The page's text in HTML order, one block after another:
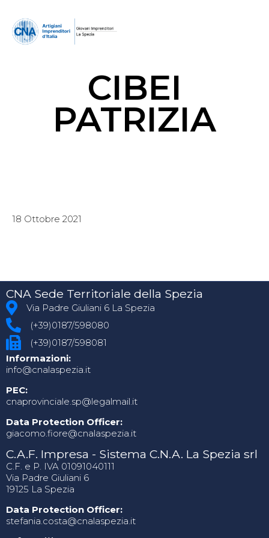
CIBEI
PATRIZIA
18 Ottobre 2021
CNA Sede Territoriale della Spezia
Via Padre Giuliani 6 La Spezia
(+39)0187/598080
(+39)0187/598081
Informazioni:
info@cnalaspezia.it
PEC:
cnaprovinciale.sp@legalmail.it
Data Protection Officer:
giacomo.fiore@cnalaspezia.it
C.A.F. Impresa - Sistema C.N.A. La Spezia srl
C.F. e P. IVA 01091040111
Via Padre Giuliani 6
19125 La Spezia
Data Protection Officer:
stefania.costa@cnalaspezia.it